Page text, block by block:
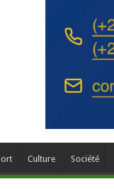
Culture Société